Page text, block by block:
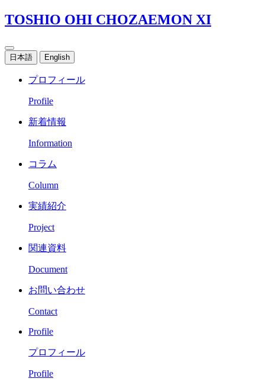
TOSHIO OHI CHOZAEMON XI
日本語 English
プロフィール
Profile
新着情報
Information
コラム
Column
実績紹介
Project
関連資料
Document
お問い合わせ
Contact
Profile
プロフィール
Profile